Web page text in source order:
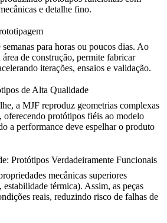
e detalhe fino.
para horas ou poucos dias. Ao
de construção, permite fabricar
iterações, ensaios e validação.
de Alta Qualidade
a MJF reproduz geometrias complexas
oferecendo protótipos fiéis ao modelo
a performance deve espelhar o produto
Protótipos Verdadeiramente Funcionais
mecânicas superiores
térmica). Assim, as peças
reais, reduzindo risco de falhas de